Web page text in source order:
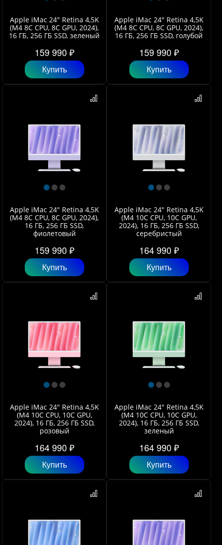
Apple iMac 24" Retina 4,5K
(M4 8C CPU, 8C GPU, 2024),
16 ГБ, 256 ГБ SSD, зеленый
159 990 ₽
Купить
Apple iMac 24" Retina 4,5K
(M4 8C CPU, 8C GPU, 2024),
16 ГБ, 256 ГБ SSD, голубой
159 990 ₽
Купить
Apple iMac 24" Retina 4,5K
(M4 8C CPU, 8C GPU, 2024),
16 ГБ, 256 ГБ SSD,
фиолетовый
159 990 ₽
Купить
Apple iMac 24" Retina 4,5K
(M4 10C CPU, 10C GPU,
2024), 16 ГБ, 256 ГБ SSD,
серебристый
164 990 ₽
Купить
Apple iMac 24" Retina 4,5K
(M4 10C CPU, 10C GPU,
2024), 16 ГБ, 256 ГБ SSD,
розовый
164 990 ₽
Купить
Apple iMac 24" Retina 4,5K
(M4 10C CPU, 10C GPU,
2024), 16 ГБ, 256 ГБ SSD,
зеленый
164 990 ₽
Купить